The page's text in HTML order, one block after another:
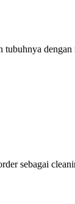
tubuhnya
sebagai